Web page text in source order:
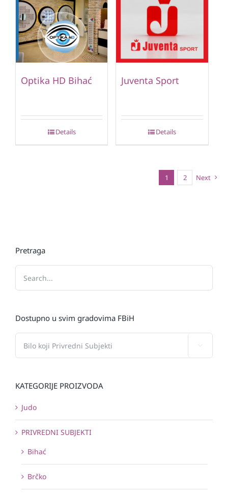
Optika HD Bihać
Details
Juventa Sport
Details
1 2 Next
Pretraga
Dostupno u svim gradovima FBiH
KATEGORIJE PROIZVODA
Judo
PRIVREDNI SUBJEKTI
Bihać
Brčko